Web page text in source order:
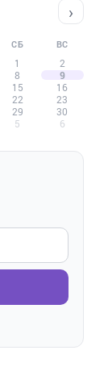
›
СБ ВС
1
2
8
9
15
16
22
23
29
30
5 6